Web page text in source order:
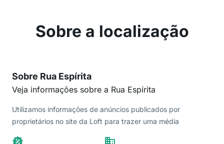
Sobre a localização
Sobre Rua Espírita
Veja informações sobre a Rua Espírita
Utilizamos informações de anúncios publicados por
proprietários no site da Loft para trazer uma média